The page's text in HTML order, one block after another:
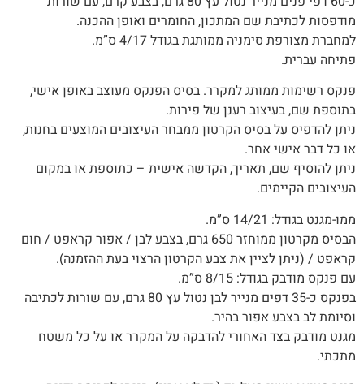
מודפסות לכתיבת שם המתכון, החומרים ואופן ההכנה.
למחברת מצורפת סימניה ממותגת בגודל 4/17 ס”מ.
פתיחה‭ ‬עברית‭.
פנקס רשימות ממותג למקרר. בסיס הפנקס מעוצב באופן אישי,
בתוספת שם, בעיצוב רענן של פירות.
ניתן להדפיס על בסיס הקרטון ממבחר העיצובים המוצעים בחנות,
או כל דבר אישי אחר.
ניתן‭ ‬להוסיף‭ ‬שם‭,‬ תאריך, ‬הקדשה‭ ‬אישית – כתוספת או במקום
העיצובים הקיימים.
ממו-מגנט בגודל: 14/21 ס”מ.
הבסיס מקרטון ממוחזר 650 גרם, בצבע לבן / אפור קראפט / חום
קראפט / (ניתן לציין את צבע הקרטון הרצוי בעת ההזמנה).
עם פנקס מודבק בגודל: 8/15 ס”מ.
בפנקס כ-35 דפים מנייר לבן נטול עץ 80 גרם, עם שורות לכתיבה
וסיומת לב בצבע אפור בהיר.
מגנט מודבק בצד האחורי להדבקה על המקרר או על כל משטח
מתכתי.